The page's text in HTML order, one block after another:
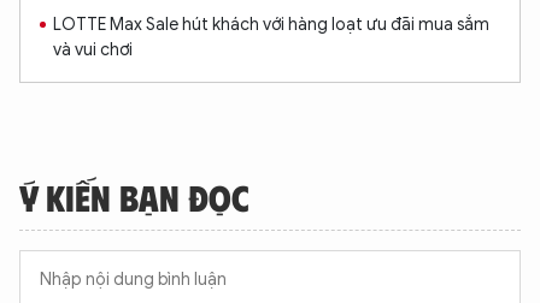
LOTTE Max Sale hút khách với hàng loạt ưu đãi mua sắm
và vui chơi
Ý KIẾN BẠN ĐỌC